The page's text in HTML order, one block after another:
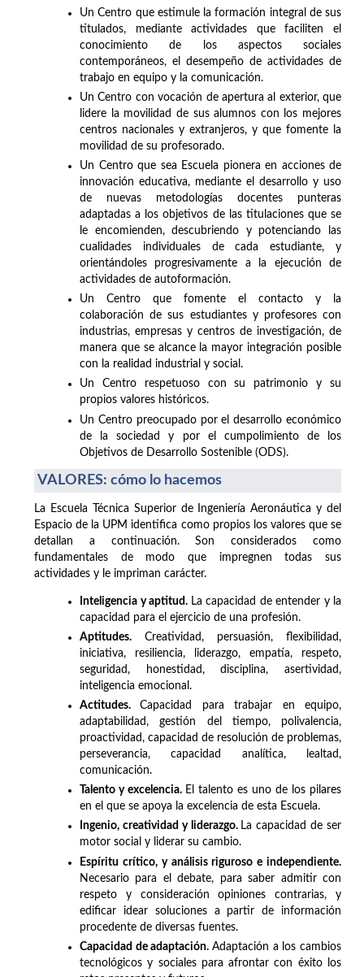
Un Centro que estimule la formación integral de sus
titulados, mediante actividades que faciliten el
conocimiento de los aspectos sociales
contemporáneos, el desempeño de actividades de
trabajo en equipo y la comunicación.
Un Centro con vocación de apertura al exterior, que
lidere la movilidad de sus alumnos con los mejores
centros nacionales y extranjeros, y que fomente la
movilidad de su profesorado.
Un Centro que sea Escuela pionera en acciones de
innovación educativa, mediante el desarrollo y uso
de nuevas metodologías docentes punteras
adaptadas a los objetivos de las titulaciones que se
le encomienden, descubriendo y potenciando las
cualidades individuales de cada estudiante, y
orientándoles progresivamente a la ejecución de
actividades de autoformación.
Un Centro que fomente el contacto y la
colaboración de sus estudiantes y profesores con
industrias, empresas y centros de investigación, de
manera que se alcance la mayor integración posible
con la realidad industrial y social.
Un Centro respetuoso con su patrimonio y su
propios valores históricos.
Un Centro preocupado por el desarrollo económico
de la sociedad y por el cumpolimiento de los
Objetivos de Desarrollo Sostenible (ODS).
VALORES: cómo lo hacemos
La Escuela Técnica Superior de Ingeniería Aeronáutica y del
Espacio de la UPM identifica como propios los valores que se
detallan a continuación. Son considerados como
fundamentales de modo que impregnen todas sus
actividades y le impriman carácter.
Inteligencia y aptitud. La capacidad de entender y la
capacidad para el ejercicio de una profesión.
Aptitudes. Creatividad, persuasión, flexibilidad,
iniciativa, resiliencia, liderazgo, empatía, respeto,
seguridad, honestidad, disciplina, asertividad,
inteligencia emocional.
Actitudes.Capacidad para trabajar en equipo,
adaptabilidad, gestión del tiempo, polivalencia,
proactividad, capacidad de resolución de problemas,
perseverancia, capacidad analítica, lealtad,
comunicación.
Talento y excelencia. El talento es uno de los pilares
en el que se apoya la excelencia de esta Escuela.
Ingenio, creatividad y liderazgo. La capacidad de ser
motor social y liderar su cambio.
Espíritu crítico, y análisis riguroso e independiente.
Necesario para el debate, para saber admitir con
respeto y consideración opiniones contrarias, y
edificar idear soluciones a partir de información
procedente de diversas fuentes.
Capacidad de adaptación. Adaptación a los cambios
tecnológicos y sociales para afrontar con éxito los